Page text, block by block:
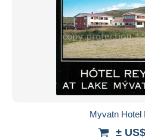
Myvatn Hotel
±